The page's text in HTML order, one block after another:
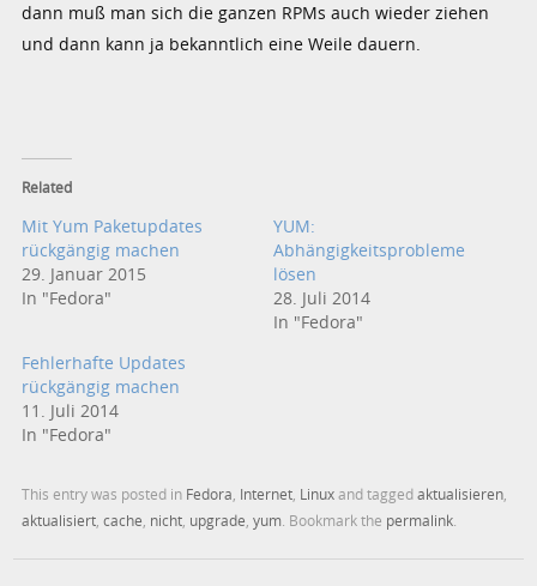
dann muß man sich die ganzen RPMs auch wieder ziehen
und dann kann ja bekanntlich eine Weile dauern.
Related
Mit Yum Paketupdates
rückgängig machen
29. Januar 2015
In "Fedora"
YUM:
Abhängigkeitsprobleme
lösen
28. Juli 2014
In "Fedora"
Fehlerhafte Updates
rückgängig machen
11. Juli 2014
In "Fedora"
This entry was posted in Fedora Internet Linuxand taggedaktualisieren
aktualisiert ,cache nicht upgrade ,yum . Bookmark the permalink